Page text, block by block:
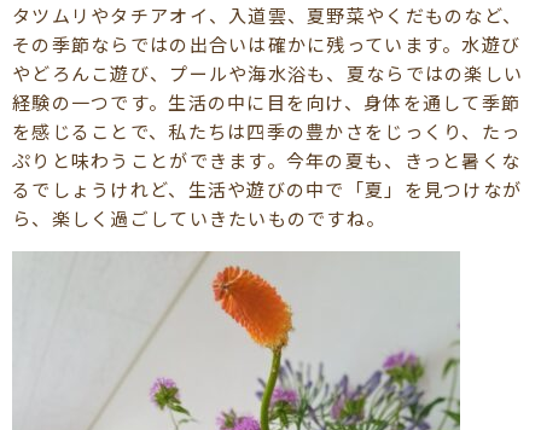
タツムリやタチアオイ、入道雲、夏野菜やくだものなど、
その季節ならではの出合いは確かに残っています。水遊び
やどろんこ遊び、プールや海水浴も、夏ならではの楽しい
経験の一つです。生活の中に目を向け、身体を通して季節
を感じることで、私たちは四季の豊かさをじっくり、たっ
ぷりと味わうことができます。今年の夏も、きっと暑くな
るでしょうけれど、生活や遊びの中で「夏」を見つけなが
ら、楽しく過ごしていきたいものですね。